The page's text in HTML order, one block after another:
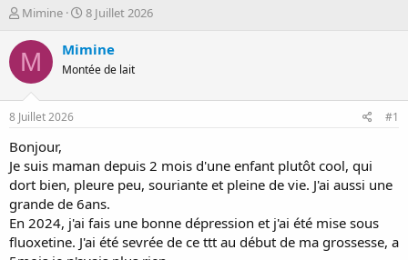
D
m
a
r
e
p
r
Mimine
D
t
d
t
8 Juillet 2026
M Mimine
Montée de lait
8 Juillet 2026 #1
Bonjour,
Je suis maman depuis 2 mois d'une enfant plutôt cool, qui
dort bien, pleure peu, souriante et pleine de vie. J'ai aussi une
grande de 6ans.
En 2024, j'ai fais une bonne dépression et j'ai été mise sous
fluoxetine. J'ai été sevrée de ce ttt au début de ma grossesse, a